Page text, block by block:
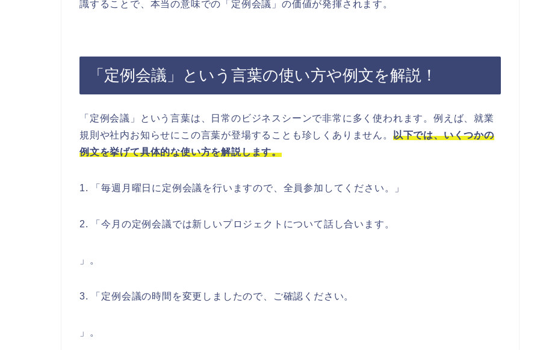
識することで、本当の意味での「定例会議」の価値が発揮されます。
「定例会議」という言葉の使い方や例文を解説！
「定例会議」という言葉は、日常のビジネスシーンで非常に多く使われます。例えば、就業
規則や社内お知らせにこの言葉が登場することも珍しくありません。 以下では、いくつかの
例文を挙げて具体的な使い方を解説します。
1. 「毎週月曜日に定例会議を行いますので、全員参加してください。」
2. 「今月の定例会議では新しいプロジェクトについて話し合います。
」。
3. 「定例会議の時間を変更しましたので、ご確認ください。
」。